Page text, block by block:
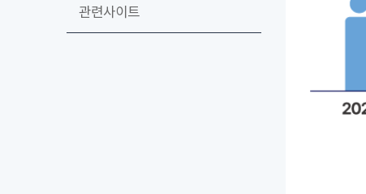
관련사이트